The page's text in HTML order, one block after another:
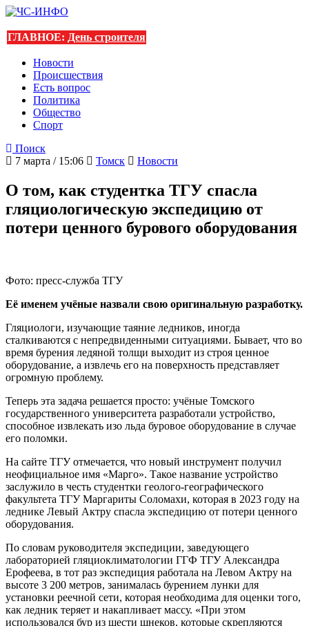
ГЛАВНОЕ: День строителя
Новости
Происшествия
Есть вопрос
Политика
Общество
Спорт
Поиск
7 марта / 15:06
Томск Новости
О том, как студентка ТГУ спасла
гляциологическую экспедицию от
потери ценного бурового оборудования
Фото: пресс-служба ТГУ
Её именем учёные назвали свою оригинальную разработку.
Гляциологи, изучающие таяние ледников, иногда
сталкиваются с непредвиденными ситуациями. Бывает, что во
время бурения ледяной толщи выходит из строя ценное
оборудование, а извлечь его на поверхность представляет
огромную проблему.
Теперь эта задача решается просто: учёные Томского
государственного университета разработали устройство,
способное извлекать изо льда буровое оборудование в случае
его поломки.
На сайте ТГУ отмечается, что новый инструмент получил
неофициальное имя «Марго». Такое название устройство
заслужило в честь студентки геолого-географического
факультета ТГУ Маргариты Соломахи, которая в 2023 году на
леднике Левый Актру спасла экспедицию от потери ценного
оборудования.
По словам руководителя экспедиции, заведующего
лабораторией гляциоклиматологии ГГФ ТГУ Александра
Ерофеева, в тот раз экспедиция работала на Левом Актру на
высоте 3 200 метров, занималась бурением лунки для
установки реечной сети, которая необходима для оценки того,
как ледник теряет и накапливает массу. «При этом
использовался бур из шести шнеков, которые скрепляются